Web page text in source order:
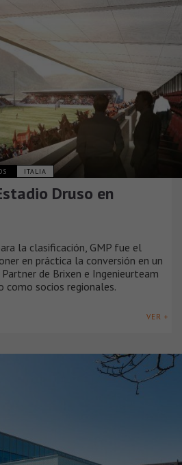
ITALIA
Druso en
la clasificación, GMP fue el
en práctica la conversión en un
de Brixen e Ingenieurteam
como socios regionales.
VER +